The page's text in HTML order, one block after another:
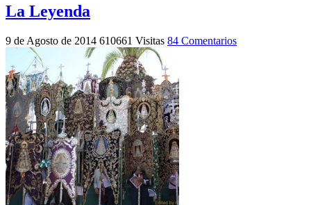
La Leyenda
9 de Agosto de 2014 610661 Visitas 84 Comentarios